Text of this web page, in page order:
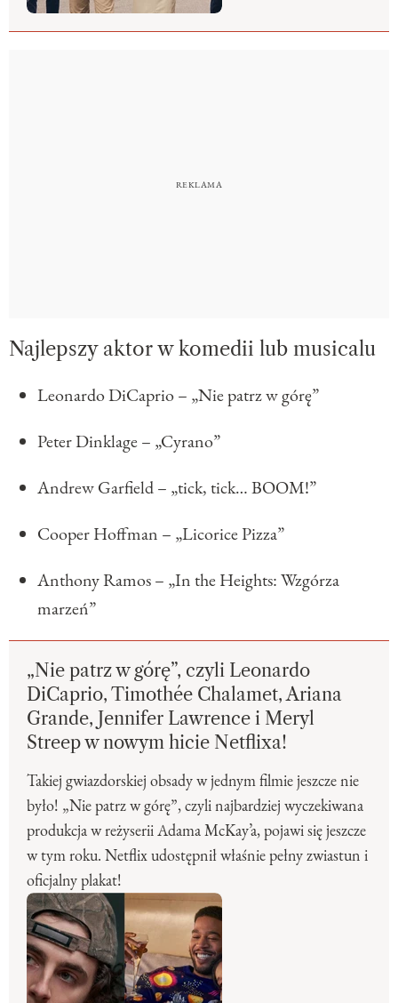
Najlepszy aktor w komedii lub musicalu
Leonardo DiCaprio – „Nie patrz w górę”
Peter Dinklage – „Cyrano”
Andrew Garfield – „tick, tick… BOOM!”
Cooper Hoffman – „Licorice Pizza”
Anthony Ramos – „In the Heights: Wzgórza
marzeń”
„Nie patrz w górę”, czyli Leonardo
DiCaprio, Timothée Chalamet, Ariana
Grande, Jennifer Lawrence i Meryl
Streep w nowym hicie Netflixa!
Takiej gwiazdorskiej obsady w jednym filmie jeszcze nie
było! „Nie patrz w górę”, czyli najbardziej wyczekiwana
produkcja w reżyserii Adama McKay’a, pojawi się jeszcze
w tym roku. Netflix udostępnił właśnie pełny zwiastun i
oficjalny plakat!